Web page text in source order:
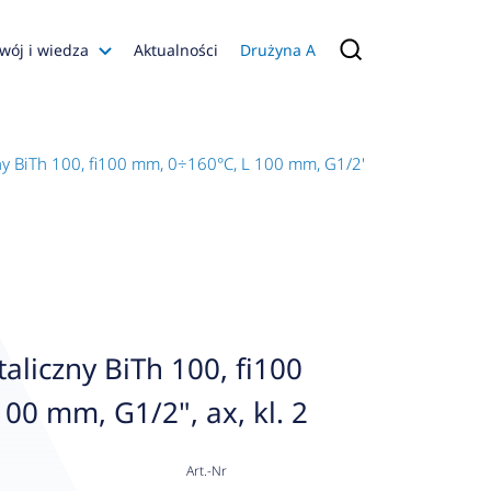
naruszenie
i wiedza
Konfiguratory
Aktualności Drużyna A
BiTh 100, fi100 mm, 0÷160°C, L 100 mm, G1/2", ax, kl. 2
BiTh 100, fi100
mm, G1/2", ax, kl. 2
Art.-Nr